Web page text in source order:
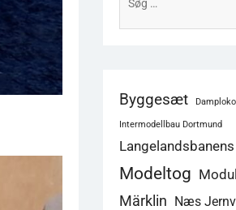
efter:
Byggesæt
Intermodellbau Dortmund
Modeltog
Märklin Næs